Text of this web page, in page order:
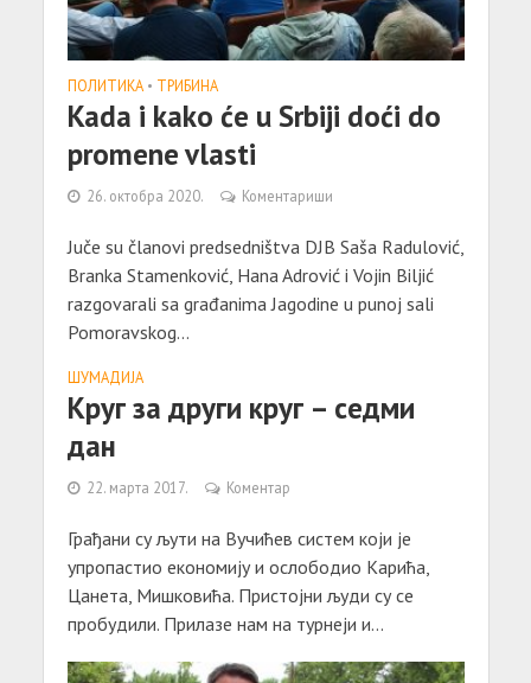
ПОЛИТИКА • ТРИБИНА
Kada i kako će u Srbiji doći do
promene vlasti
26. октобра 2020. Коментариши
Juče su članovi predsedništva DJB Saša Radulović,
Branka Stamenković, Hana Adrović i Vojin Biljić
razgovarali sa građanima Jagodine u punoj sali
Pomoravskog...
ШУМАДИЈА
Круг за други круг – седми
дан
22. марта 2017. Коментар
Грађани су љути на Вучићев систем који је
упропастио економију и ослободио Карића,
Цанета, Мишковића. Пристојни људи су се
пробудили. Прилазе нам на турнеји и...